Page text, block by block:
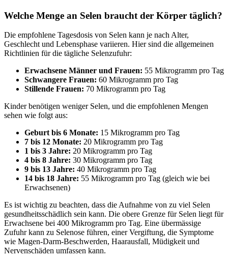
Welche Menge an Selen braucht der Körper täglich?
Die empfohlene Tagesdosis von Selen kann je nach Alter,
Geschlecht und Lebensphase variieren. Hier sind die allgemeinen
Richtlinien für die tägliche Selenzufuhr:
Erwachsene Männer und Frauen: 55 Mikrogramm pro Tag
Schwangere Frauen: 60 Mikrogramm pro Tag
Stillende Frauen: 70 Mikrogramm pro Tag
Kinder benötigen weniger Selen, und die empfohlenen Mengen
sehen wie folgt aus:
Geburt bis 6 Monate: 15 Mikrogramm pro Tag
7 bis 12 Monate: 20 Mikrogramm pro Tag
1 bis 3 Jahre: 20 Mikrogramm pro Tag
4 bis 8 Jahre: 30 Mikrogramm pro Tag
9 bis 13 Jahre: 40 Mikrogramm pro Tag
14 bis 18 Jahre: 55 Mikrogramm pro Tag (gleich wie bei
Erwachsenen)
Es ist wichtig zu beachten, dass die Aufnahme von zu viel Selen
gesundheitsschädlich sein kann. Die obere Grenze für Selen liegt für
Erwachsene bei 400 Mikrogramm pro Tag. Eine übermässige
Zufuhr kann zu Selenose führen, einer Vergiftung, die Symptome
wie Magen-Darm-Beschwerden, Haarausfall, Müdigkeit und
Nervenschäden umfassen kann.